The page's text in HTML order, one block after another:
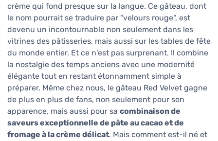
crème qui fond presque sur la langue. Ce gâteau, dont
le nom pourrait se traduire par "velours rouge", est
devenu un incontournable non seulement dans les
vitrines des pâtisseries, mais aussi sur les tables de fête
du monde entier. Et ce n'est pas surprenant. Il combine
la nostalgie des temps anciens avec une modernité
élégante tout en restant étonnamment simple à
préparer. Même chez nous, le gâteau Red Velvet gagne
de plus en plus de fans, non seulement pour son
apparence, mais aussi pour sa combinaison de
saveurs exceptionnelle de pâte au cacao et de
fromage à la crème délicat. Mais comment est-il né et